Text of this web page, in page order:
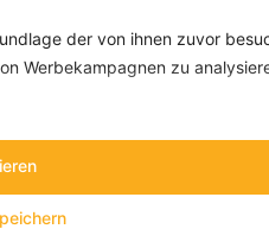
der von ihnen zuvor
Werbekampagnen zu